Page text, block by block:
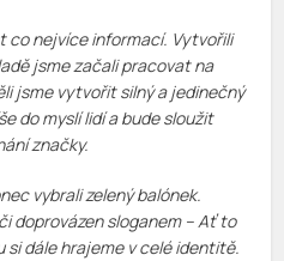
co nejvíce informací. Vytvořili
jsme začali pracovat na
jsme vytvořit silný a jedinečný
do myslí lidí a bude sloužit
značky.
vybrali zelený balónek.
doprovázen sloganem – Ať to
dále hrajeme v celé identitě.